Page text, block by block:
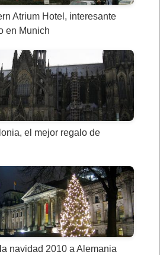
Atrium Hotel, interesante
en Munich
el mejor regalo de
navidad 2010 a Alemania